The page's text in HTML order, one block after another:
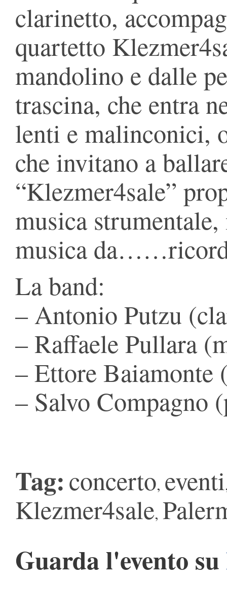
clarinetto,
quartetto
mandolino e dalle
trascina, che entra
lenti e malinconici,
che invitano a
“Klezmer4sale”
musica
musica
La band:
– Antonio Putzu
– Raffaele Pullara
– Ettore Baiamonte
– Salvo Compagno
Tag:concerto, eventi
Klezmer4sale,
Guarda l'evento su